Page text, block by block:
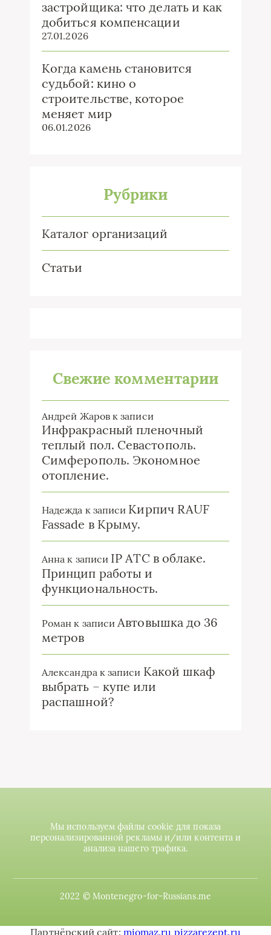
застройщика: что делать и как
добиться компенсации
27.01.2026
Когда камень становится
судьбой: кино о
строительстве, которое
меняет мир
06.01.2026
Рубрики
Каталог организаций
Статьи
Свежие комментарии
Андрей Жаровк записи
Инфракрасный пленочный
теплый пол. Севастополь.
Симферополь. Экономное
отопление.
Надежда к записи Кирпич RAUF
Fassade в Крыму.
Анна к записи IP ATC в облаке.
Принцип работы и
функциональность.
Роман к записиАвтовышка до 36
метров
Александрак записи Какой шкаф
выбрать – купе или
распашной?
Мы используем файлы cookie для показа
персонализированной рекламы и/или контента и
анализа нашего трафика.
2022 © Montenegro-for-Russians.me
Партнёрский сайт: miomaz.ru pizzarezept.ru